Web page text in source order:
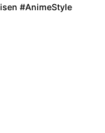
8
#AnimeStyle